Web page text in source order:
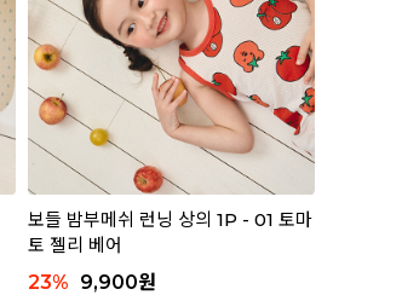
보들 밤부메쉬 런닝 상의 1P - 01 토마
토 젤리 베어
23% 9,900원